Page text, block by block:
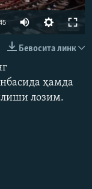
480p
480p
Бевосита линк
ҳамда
лозим.